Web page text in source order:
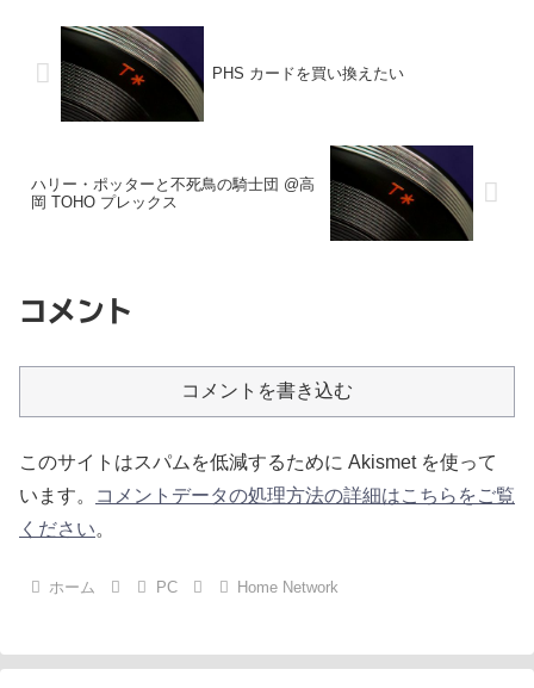
PHS カードを買い換えたい
ハリー・ポッターと不死鳥の騎士団 @高
岡 TOHO プレックス
コメント
コメントを書き込む
このサイトはスパムを低減するために Akismet を使って
います。
コメントデータの処理方法の詳細はこちらをご覧
ください。
ホーム PC Home Network